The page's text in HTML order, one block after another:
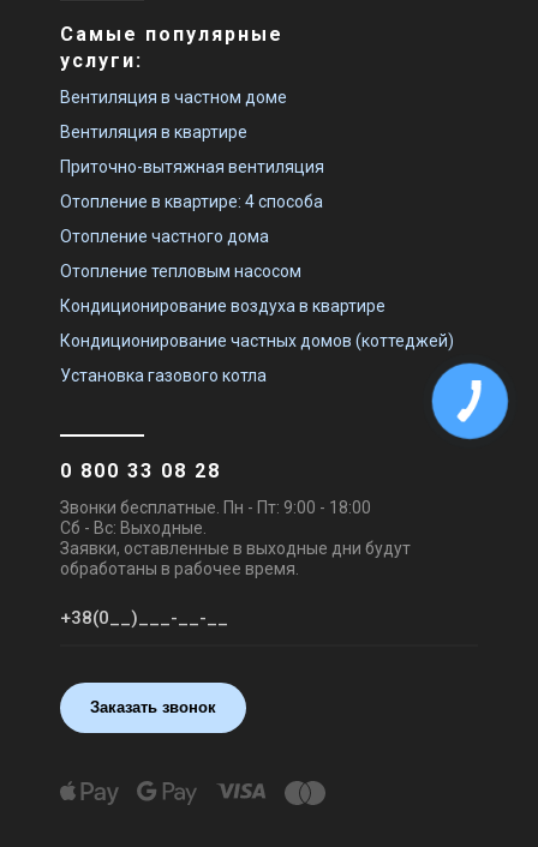
Самые популярные
услуги:
Вентиляция в частном доме
Вентиляция в квартире
Приточно-вытяжная вентиляция
Отопление в квартире: 4 способа
Отопление частного дома
Отопление тепловым насосом
Кондиционирование воздуха в квартире
Кондиционирование частных домов (коттеджей)
Установка газового котла
0 800 33 08 28
Звонки бесплатные. Пн - Пт: 9:00 - 18:00
Сб - Вс: Выходные.
Заявки, оставленные в выходные дни будут
обработаны в рабочее время.
Заказать звонок